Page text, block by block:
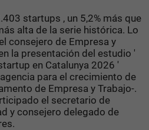
startups , un 5,2% más que
alta de la serie histórica. Lo
consejero de Empresa y
la presentación del estudio '
en Catalunya 2026 '
para el crecimiento de
de Empresa y Trabajo-.
el secretario de
y consejero delegado de